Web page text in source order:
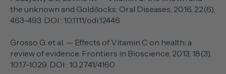
the unknown and Goldilocks. Oral Diseases, 2016, 22(6),
463-493. DOI : 10.1111/odi.12446
Grosso G. et al. — Effects of Vitamin C on health: a
review of evidence. Frontiers in Bioscience, 2013, 18(3),
1017-1029. DOI : 10.2741/4160